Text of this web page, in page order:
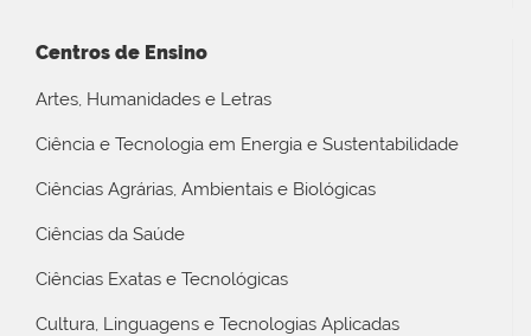
Centros de Ensino
Artes, Humanidades e Letras
Ciência e Tecnologia em Energia e Sustentabilidade
Ciências Agrárias, Ambientais e Biológicas
Ciências da Saúde
Ciências Exatas e Tecnológicas
Cultura, Linguagens e Tecnologias Aplicadas